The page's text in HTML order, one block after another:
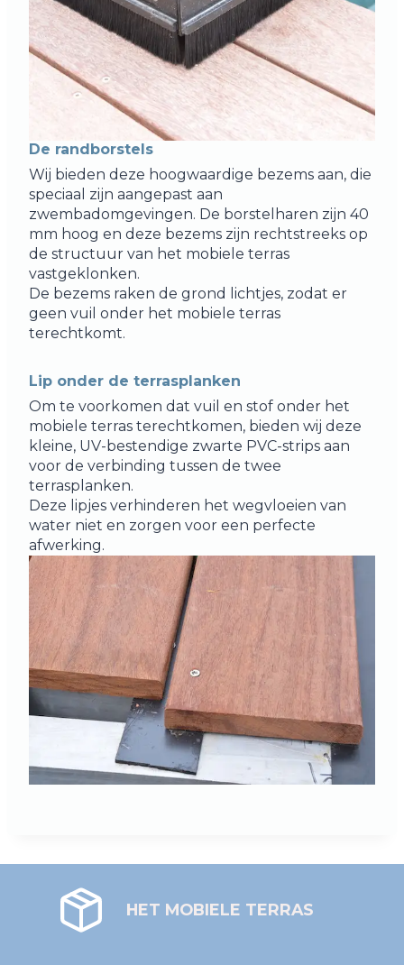
De randborstels
Wij bieden deze hoogwaardige bezems aan, die
speciaal zijn aangepast aan
zwembadomgevingen. De borstelharen zijn 40
mm hoog en deze bezems zijn rechtstreeks op
de structuur van het mobiele terras
vastgeklonken.
De bezems raken de grond lichtjes, zodat er
geen vuil onder het mobiele terras
terechtkomt.
Lip onder de terrasplanken
Om te voorkomen dat vuil en stof onder het
mobiele terras terechtkomen, bieden wij deze
kleine, UV-bestendige zwarte PVC-strips aan
voor de verbinding tussen de twee
terrasplanken.
Deze lipjes verhinderen het wegvloeien van
water niet en zorgen voor een perfecte
afwerking.
HET MOBIELE TERRAS